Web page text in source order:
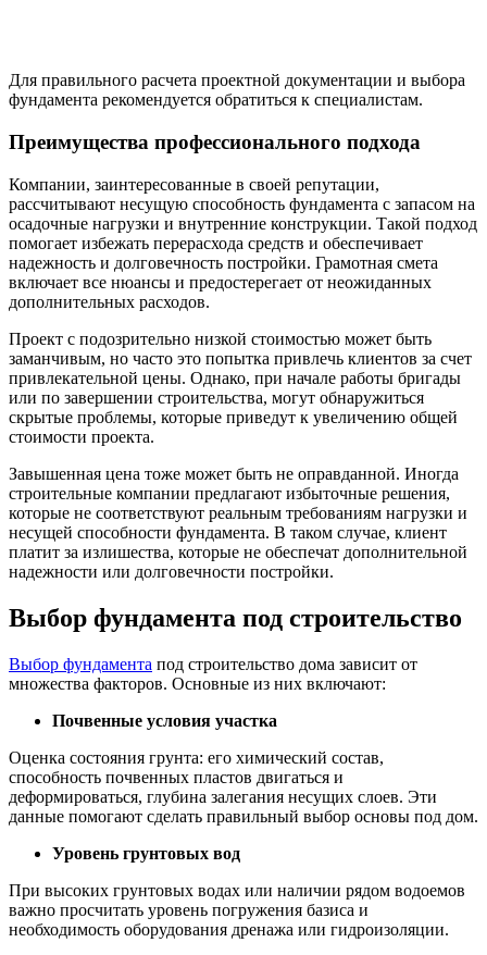
Для правильного расчета проектной документации и выбора
фундамента рекомендуется обратиться к специалистам.
Преимущества профессионального подхода
Компании, заинтересованные в своей репутации,
рассчитывают несущую способность фундамента с запасом на
осадочные нагрузки и внутренние конструкции. Такой подход
помогает избежать перерасхода средств и обеспечивает
надежность и долговечность постройки. Грамотная смета
включает все нюансы и предостерегает от неожиданных
дополнительных расходов.
Проект с подозрительно низкой стоимостью может быть
заманчивым, но часто это попытка привлечь клиентов за счет
привлекательной цены. Однако, при начале работы бригады
или по завершении строительства, могут обнаружиться
скрытые проблемы, которые приведут к увеличению общей
стоимости проекта.
Завышенная цена тоже может быть не оправданной. Иногда
строительные компании предлагают избыточные решения,
которые не соответствуют реальным требованиям нагрузки и
несущей способности фундамента. В таком случае, клиент
платит за излишества, которые не обеспечат дополнительной
надежности или долговечности постройки.
Выбор фундамента под строительство
Выбор фундамента под строительство дома зависит от
множества факторов. Основные из них включают:
Почвенные условия участка
Оценка состояния грунта: его химический состав,
способность почвенных пластов двигаться и
деформироваться, глубина залегания несущих слоев. Эти
данные помогают сделать правильный выбор основы под дом.
Уровень грунтовых вод
При высоких грунтовых водах или наличии рядом водоемов
важно просчитать уровень погружения базиса и
необходимость оборудования дренажа или гидроизоляции.